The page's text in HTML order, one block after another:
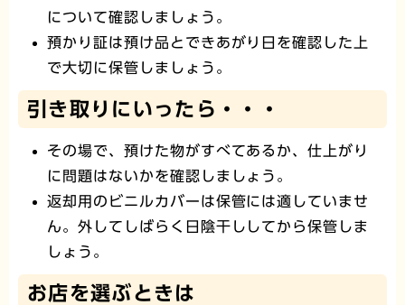
について確認しましょう。
預かり証は預け品とできあがり日を確認した上
で大切に保管しましょう。
引き取りにいったら・・・
その場で、預けた物がすべてあるか、仕上がり
に問題はないかを確認しましょう。
返却用のビニルカバーは保管には適していませ
ん。外してしばらく日陰干ししてから保管しま
しょう。
お店を選ぶときは